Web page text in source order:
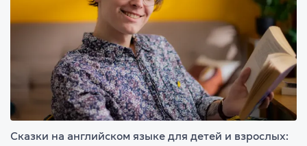
Сказки на английском языке для детей и взрослых: